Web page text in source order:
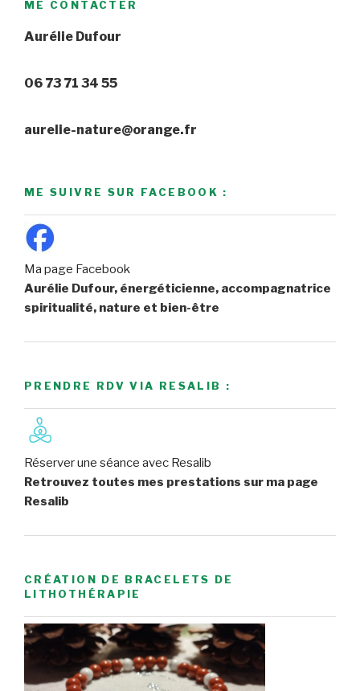
ME CONTACTER
Aurélie Dufour
06 73 71 34 55
aurelie-nature@orange.fr
ME SUIVRE SUR FACEBOOK :
Ma page Facebook
Aurélie Dufour, énergéticienne, accompagnatrice
spiritualité, nature et bien-être
PRENDRE RDV VIA RESALIB :
Réserver une séance avec Resalib
Retrouvez toutes mes prestations sur ma page
Resalib
CRÉATION DE BRACELETS DE
LITHOTHÉRAPIE